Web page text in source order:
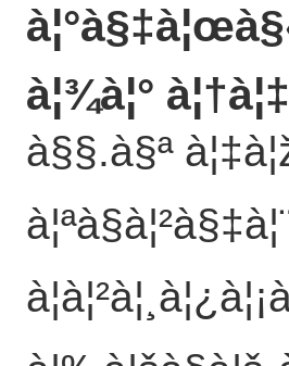
à¦¾à¦°
à§§.à§ª